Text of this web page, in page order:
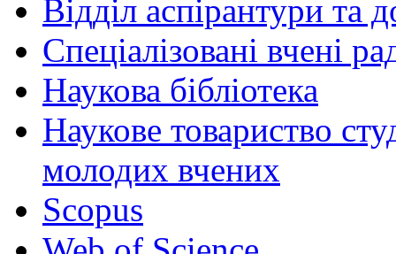
Відділ аспірантури та
Спеціалізовані вчені
Наукова бібліотека
Наукове товариство
молодих вчених
Scopus